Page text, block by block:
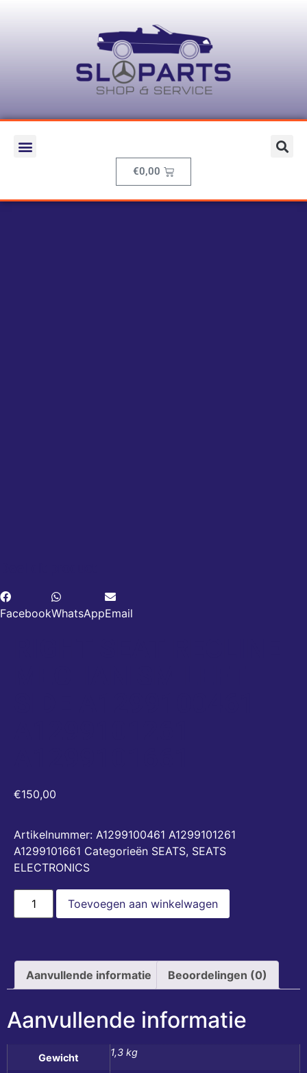
€0,00
FacebookWhatsAppEmail
€150,00
Artikelnummer: A1299100461 A1299101261
A1299101661 Categorieën SEATS, SEATS
ELECTRONICS
Toevoegen aan winkelwagen
Aanvullende informatie Beoordelingen (0)
Aanvullende informatie
Gewicht 1,3 kg